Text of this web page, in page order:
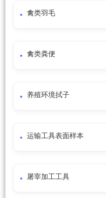
禽类羽毛
禽类粪便
养殖环境拭子
运输工具表面样本
屠宰加工工具